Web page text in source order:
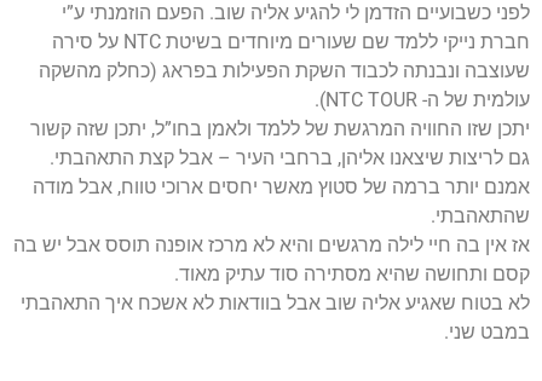
לפני כשבועיים הזדמן לי להגיע אליה שוב. הפעם הוזמנתי ע”י
חברת נייקי ללמד שם שעורים מיוחדים בשיטת NTC על סירה
שעוצבה ונבנתה לכבוד השקת הפעילות בפראג (כחלק מהשקה
עולמית של ה- NTC TOUR).
יתכן שזו החוויה המרגשת של ללמד ולאמן בחו”ל, יתכן שזה קשור
גם לריצות שיצאנו אליהן, ברחבי העיר – אבל קצת התאהבתי.
אמנם יותר ברמה של סטוץ מאשר יחסים ארוכי טווח, אבל מודה
שהתאהבתי.
אז אין בה חיי לילה מרגשים והיא לא מרכז אופנה תוסס אבל יש בה
קסם ותחושה שהיא מסתירה סוד עתיק מאוד.
לא בטוח שאגיע אליה שוב אבל בוודאות לא אשכח איך התאהבתי
במבט שני.